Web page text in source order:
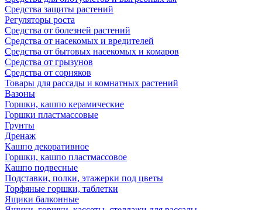
Средства защиты растений
Регуляторы роста
Средства от болезней растений
Средства от насекомых и вредителей
Средства от бытовых насекомых и комаров
Средства от грызунов
Средства от сорняков
Товары для рассады и комнатных растений
Вазоны
Горшки, кашпо керамические
Горшки пластмассовые
Грунты
Дренаж
Кашпо декоративное
Горшки, кашпо пластмассовое
Кашпо подвесные
Подставки, полки, этажерки под цветы
Торфяные горшки, таблетки
Ящики балконные